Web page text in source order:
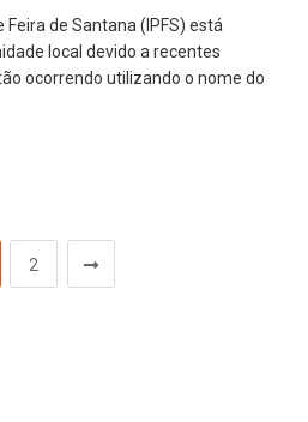
de Santana (IPFS) está
local devido a recentes
ocorrendo utilizando o nome do
2